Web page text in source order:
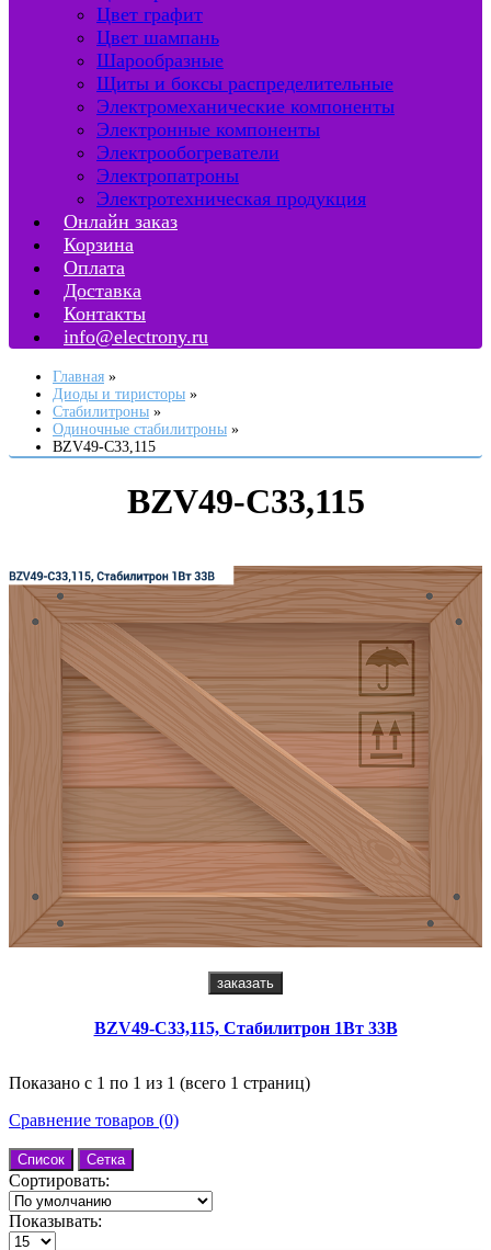
Цвет графит
Цвет шампань
Шарообразные
Щиты и боксы распределительные
Электромеханические компоненты
Электронные компоненты
Электрообогреватели
Электропатроны
Электротехническая продукция
Онлайн заказ
Корзина
Оплата
Доставка
Контакты
info@electrony.ru
Главная
Диоды и тиристоры
Стабилитроны
Одиночные стабилитроны
BZV49-C33,115
BZV49-C33,115
заказать
BZV49-C33,115, Стабилитрон 1Вт 33В
Показано с 1 по 1 из 1 (всего 1 страниц)
Сравнение товаров (0)
Список Сетка
Сортировать:
Показывать: